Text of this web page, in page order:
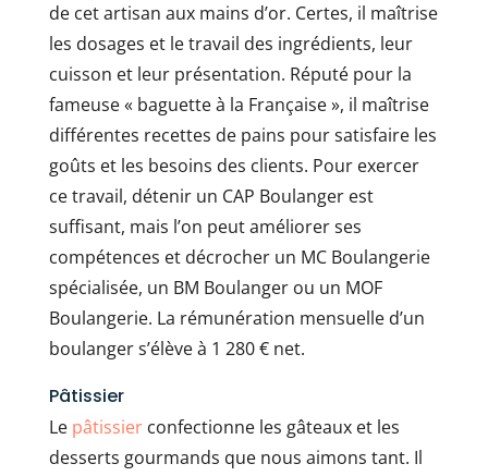
de cet artisan aux mains d’or. Certes, il maîtrise
les dosages et le travail des ingrédients, leur
cuisson et leur présentation. Réputé pour la
fameuse « baguette à la Française », il maîtrise
différentes recettes de pains pour satisfaire les
goûts et les besoins des clients. Pour exercer
ce travail, détenir un CAP Boulanger est
suffisant, mais l’on peut améliorer ses
compétences et décrocher un MC Boulangerie
spécialisée, un BM Boulanger ou un MOF
Boulangerie. La rémunération mensuelle d’un
boulanger s’élève à 1 280 € net.
Pâtissier
Le pâtissierconfectionne les gâteaux et les
desserts gourmands que nous aimons tant. Il